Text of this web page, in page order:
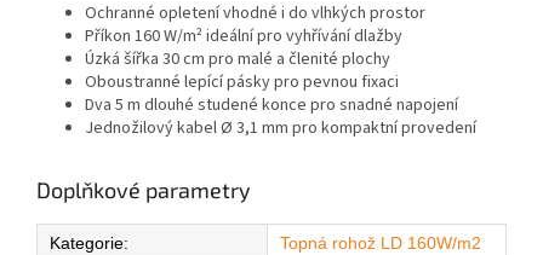
Ochranné opletení vhodné i do vlhkých prostor
Příkon 160 W/m² ideální pro vyhřívání dlažby
Úzká šířka 30 cm pro malé a členité plochy
Oboustranné lepící pásky pro pevnou fixaci
Dva 5 m dlouhé studené konce pro snadné napojení
Jednožilový kabel Ø 3,1 mm pro kompaktní provedení
Doplňkové parametry
Kategorie:
Topná rohož LD 160W/m2